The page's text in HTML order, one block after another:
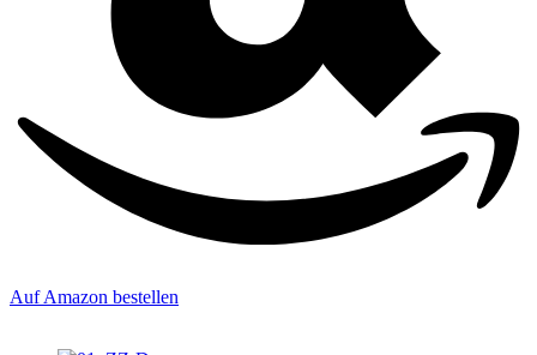
Auf Amazon bestellen